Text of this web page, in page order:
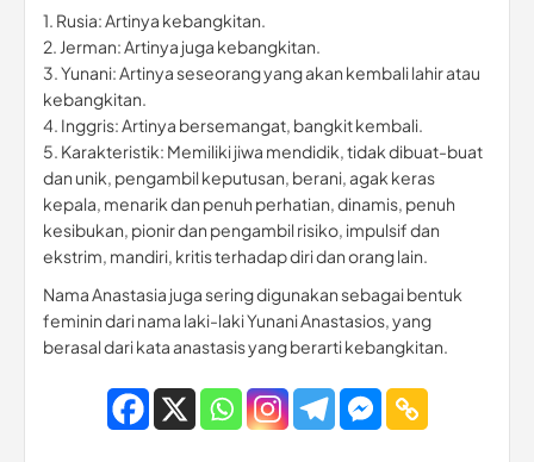
1. Rusia: Artinya kebangkitan.
2. Jerman: Artinya juga kebangkitan.
3. Yunani: Artinya seseorang yang akan kembali lahir atau
kebangkitan.
4. Inggris: Artinya bersemangat, bangkit kembali.
5. Karakteristik: Memiliki jiwa mendidik, tidak dibuat-buat
dan unik, pengambil keputusan, berani, agak keras
kepala, menarik dan penuh perhatian, dinamis, penuh
kesibukan, pionir dan pengambil risiko, impulsif dan
ekstrim, mandiri, kritis terhadap diri dan orang lain.
Nama Anastasia juga sering digunakan sebagai bentuk
feminin dari nama laki-laki Yunani Anastasios, yang
berasal dari kata anastasis yang berarti kebangkitan.